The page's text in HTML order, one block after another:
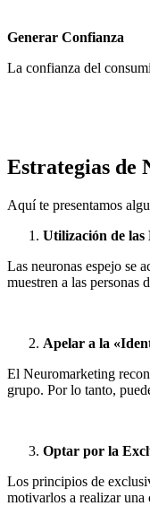
Generar Confianza
La confianza del
Estrategias de
Aquí te presentamos
Utilización de las
Las neuronas espejo se
muestren a las personas
Apelar a la
El Neuromarketing
grupo. Por lo tanto,
Optar por la
Los principios de
motivarlos a realizar una